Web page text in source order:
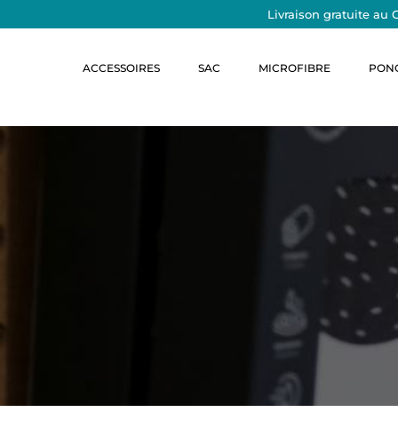
Livraison gratuite au
ACCESSOIRES SAC MICROFIBRE